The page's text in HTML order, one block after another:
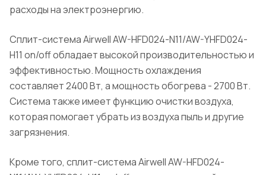
расходы на электроэнергию.
Сплит-система Airwell AW-HFD024-N11/AW-YHFD024-
H11 on/off обладает высокой производительностью и
эффективностью. Мощность охлаждения
составляет 2400 Вт, а мощность обогрева - 2700 Вт.
Система также имеет функцию очистки воздуха,
которая помогает убрать из воздуха пыль и другие
загрязнения.
Кроме того, сплит-система Airwell AW-HFD024-